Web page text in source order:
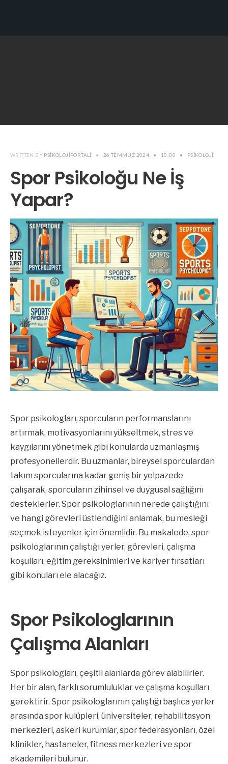
WRITTEN BY PSIKOLOJIPORTALI • 26 TEMMUZ 2024 • 10:00 • PSIKOLOJI
Spor Psikoloğu Ne İş
Yapar?
Spor psikologları, sporcuların performanslarını
artırmak, motivasyonlarını yükseltmek, stres ve
kaygılarını yönetmek gibi konularda uzmanlaşmış
profesyonellerdir. Bu uzmanlar, bireysel sporculardan
takım sporcularına kadar geniş bir yelpazede
çalışarak, sporcuların zihinsel ve duygusal sağlığını
desteklerler. Spor psikologlarının nerede çalıştığını
ve hangi görevleri üstlendiğini anlamak, bu mesleği
seçmek isteyenler için önemlidir. Bu makalede, spor
psikologlarının çalıştığı yerler, görevleri, çalışma
koşulları, eğitim gereksinimleri ve kariyer fırsatları
gibi konuları ele alacağız.
Spor Psikologlarının
Çalışma Alanları
Spor psikologları, çeşitli alanlarda görev alabilirler.
Her bir alan, farklı sorumluluklar ve çalışma koşulları
gerektirir. Spor psikologlarının çalıştığı başlıca yerler
arasında spor kulüpleri, üniversiteler, rehabilitasyon
merkezleri, askeri kurumlar, spor federasyonları, özel
klinikler, hastaneler, fitness merkezleri ve spor
akademileri bulunur.